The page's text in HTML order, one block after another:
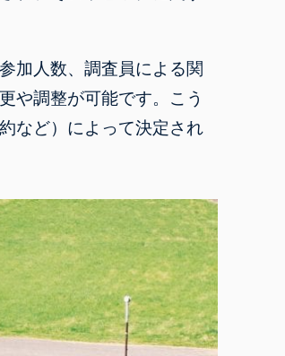
加人数、調査員による関
や調整が可能です。こう
など）によって決定され